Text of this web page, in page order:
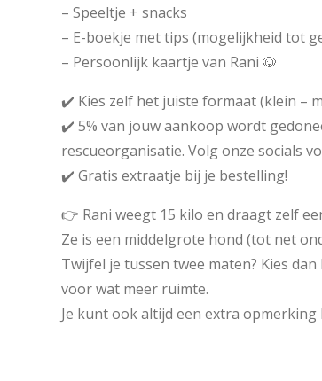
– Speeltje + snacks
– E-boekje met tips (mogelijkheid tot
– Persoonlijk kaartje van Rani 🐶
✔️ Kies zelf het juiste formaat (klein –
✔️ 5% van jouw aankoop wordt
rescueorganisatie. Volg onze socials
✔️ Gratis extraatje bij je bestelling!
👉 Rani weegt 15 kilo en draagt zelf
Ze is een middelgrote hond (tot net
Twijfel je tussen twee maten? Kies
voor wat meer ruimte.
Je kunt ook altijd een extra